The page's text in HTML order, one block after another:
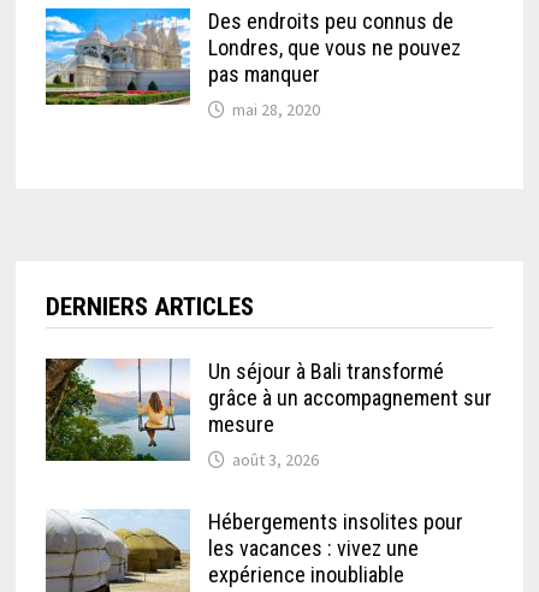
Des endroits peu connus de
Londres, que vous ne pouvez
pas manquer
mai 28, 2020
DERNIERS ARTICLES
Un séjour à Bali transformé
grâce à un accompagnement sur
mesure
août 3, 2026
Hébergements insolites pour
les vacances : vivez une
expérience inoubliable